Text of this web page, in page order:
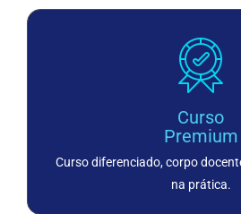
Curso
Premium
Curso diferenciado, corpo
na prática.